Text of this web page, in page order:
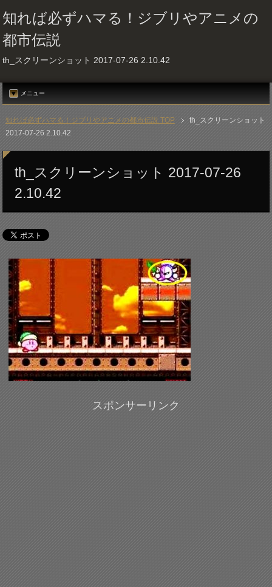
知れば必ずハマる！ジブリやアニメの
都市伝説
th_スクリーンショット 2017-07-26 2.10.42
メニュー
知れば必ずハマる！ジブリやアニメの都市伝説 TOP
th_スクリーンショット
2017-07-26 2.10.42
th_スクリーンショット 2017-07-26
2.10.42
スポンサーリンク